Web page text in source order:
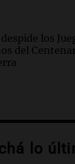
los
del
y Milei lo
lo